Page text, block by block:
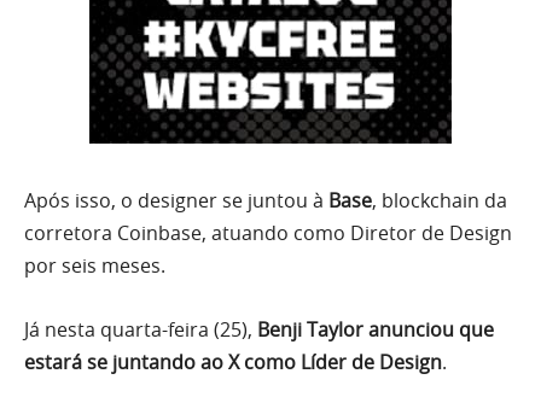
Após isso, o designer se juntou à Base, blockchain da
corretora Coinbase, atuando como Diretor de Design
por seis meses.
Já nesta quarta-feira (25), Benji Taylor anunciou que
estará se juntando ao X como Líder de Design.